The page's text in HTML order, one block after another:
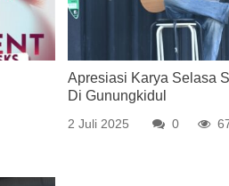
Apresiasi Karya Selasa
Di Gunungkidul
2 Juli 2025 0